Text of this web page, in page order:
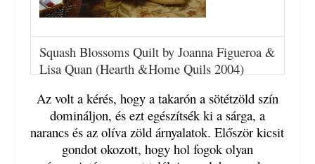
Squash Blossoms Quilt by Joanna Figueroa &
Lisa Quan (Hearth &Home Quils 2004)
Az volt a kérés, hogy a takarón a sötétzöld szín
domináljon, és ezt egészítsék ki a sárga, a
narancs és az olíva zöld árnyalatok. Először kicsit
gondot okozott, hogy hol fogok olyan